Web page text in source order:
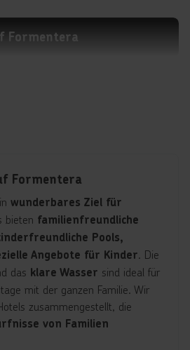
Formentera
Formentera
wunderbares Ziel für
bieten familienfreundliche
Pools,
Angebote für Kinder. Die
das klare Wasser sind ideal für
mit der ganzen Familie. Wir
zusammengestellt, die
von Familien